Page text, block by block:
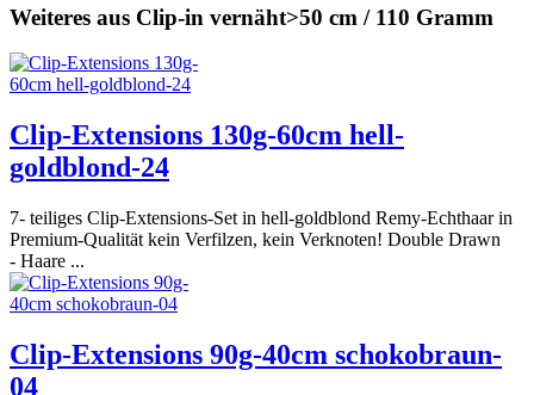
Weiteres aus Clip-in vernäht>50 cm / 110 Gramm
Clip-Extensions 130g-60cm hell-
goldblond-24
7- teiliges Clip-Extensions-Set in hell-goldblond Remy-Echthaar in
Premium-Qualität kein Verfilzen, kein Verknoten! Double Drawn
- Haare ...
Clip-Extensions 90g-40cm schokobraun-
04